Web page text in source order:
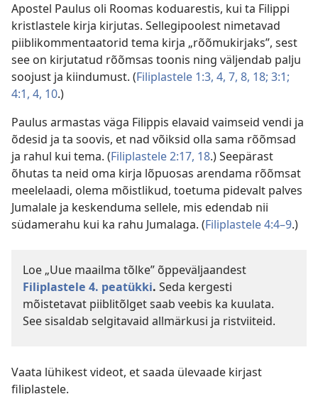
Apostel Paulus oli Roomas koduarestis, kui ta Filippi
kristlastele kirja kirjutas. Sellegipoolest nimetavad
piiblikommentaatorid tema kirja „rõõmukirjaks”, sest
see on kirjutatud rõõmsas toonis ning väljendab palju
soojust ja kiindumust. (Filiplastele 1:3, 4, 7, 8, 18; 3:1;
4:1, 4, 10.)
Paulus armastas väga Filippis elavaid vaimseid vendi ja
õdesid ja ta soovis, et nad võiksid olla sama rõõmsad
ja rahul kui tema. (Filiplastele 2:17, 18.) Seepärast
õhutas ta neid oma kirja lõpuosas arendama rõõmsat
meelelaadi, olema mõistlikud, toetuma pidevalt palves
Jumalale ja keskenduma sellele, mis edendab nii
südamerahu kui ka rahu Jumalaga. (Filiplastele 4:4–9.)
Loe „Uue maailma tõlke” õppeväljaandest
Filiplastele 4. peatükki. Seda kergesti
mõistetavat piiblitõlget saab veebis ka kuulata.
See sisaldab selgitavaid allmärkusi ja ristviiteid.
Vaata lühikest videot, et saada ülevaade kirjast
filiplastele.